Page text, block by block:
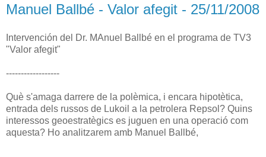
Manuel Ballbé - Valor afegit - 25/11/2008
Intervención del Dr. MAnuel Ballbé en el programa de TV3
"Valor afegit"
------------------
Què s'amaga darrere de la polèmica, i encara hipotètica,
entrada dels russos de Lukoil a la petrolera Repsol? Quins
interessos geoestratègics es juguen en una operació com
aquesta? Ho analitzarem amb Manuel Ballbé,